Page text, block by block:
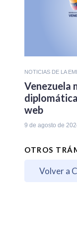
NOTICIAS DE LA
Venezuela
web
9 de agosto de
OTROS
Volver a